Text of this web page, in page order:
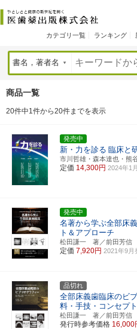
カテゴリ一覧 ランキング
商品一覧
20件中1件から20件までを表示
発売中
新・力を診る 臨床と
市川哲雄・森本達也・
定価 14,300円 2024年1
発売中
名著から学ぶ全部床
ト＆アプローチ
松田謙一 著／前田芳信
定価 7,920円 2021年9月
品切れ
全部床義歯臨床のビ
料・手技・コンセプ
松田謙一 著／前田芳信
発行時参考価格 16,000